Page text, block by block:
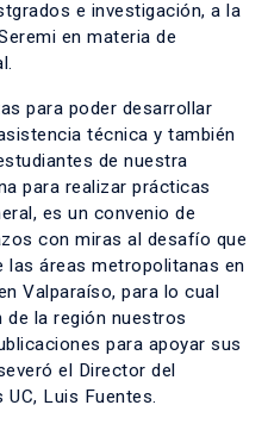
e investigación, a la
en materia de
para poder desarrollar
técnica y también
de nuestra
para realizar prácticas
es un convenio de
con miras al desafío que
las áreas metropolitanas en
Valparaíso, para lo cual
la región nuestros
para apoyar sus
el Director del
Luis Fuentes.